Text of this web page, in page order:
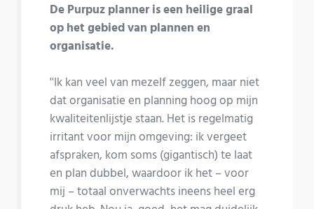
De Purpuz planner is een heilige graal
op het gebied van plannen en
organisatie.
''Ik kan veel van mezelf zeggen, maar niet
dat organisatie en planning hoog op mijn
kwaliteitenlijstje staan. Het is regelmatig
irritant voor mijn omgeving: ik vergeet
afspraken, kom soms (gigantisch) te laat
en plan dubbel, waardoor ik het – voor
mij – totaal onverwachts ineens heel erg